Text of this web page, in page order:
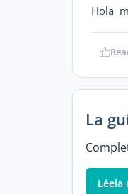
Hola
La
Léela